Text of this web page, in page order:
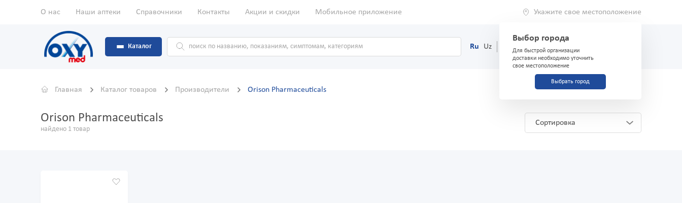
О нас Наши аптеки Справочники Контакты Акции и скидки Мобильное приложение Укажите свое местоположение
Выбор города
Для быстрой организации
доставки необходимо уточнить
свое местоположение
Выбрать город
Каталог Ru Uz (71) 200-03-03
Главная Каталог товаров Производители Orison Pharmaceuticals
Orison Pharmaceuticals
найдено 1 товар
Сортировка